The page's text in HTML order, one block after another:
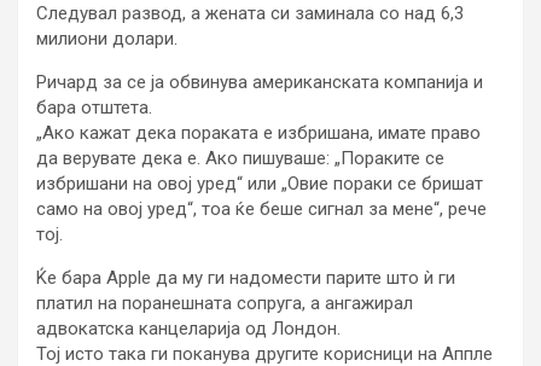
Следувал развод, а жената си заминала со над 6,3
милиони долари.
Ричард за се ја обвинува американската компанија и
бара отштета.
„Ако кажат дека пораката е избришана, имате право
да верувате дека е. Ако пишуваше: „Пораките се
избришани на овој уред“ или „Овие пораки се бришат
само на овој уред“, тоа ќе беше сигнал за мене“, рече
тој.
Ќе бара Apple да му ги надомести парите што ѝ ги
платил на поранешната сопруга, а ангажирал
адвокатска канцеларија од Лондон.
Тој исто така ги поканува другите корисници на Аппле